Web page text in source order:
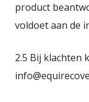
product
voldoet aan de
2.5 Bij klachten